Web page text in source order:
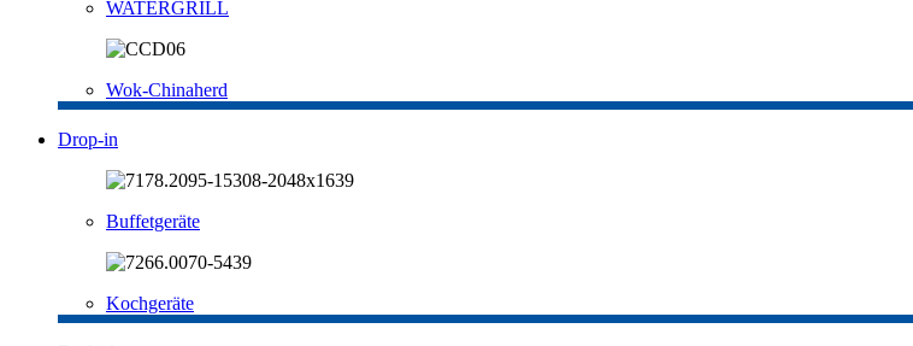
WATERGRILL
Wok-Chinaherd
Drop-in
Buffetgeräte
Kochgeräte